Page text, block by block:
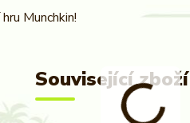
Munchkin!
Související zboží